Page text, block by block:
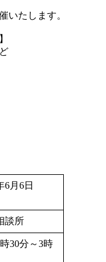
いたします。
6月6日
談所
30分～3時